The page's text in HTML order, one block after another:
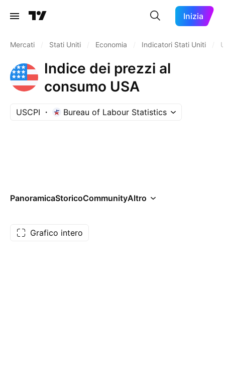
Inizia
Mercati Stati Uniti Economia Indicatori Stati Uniti
Indice dei prezzi al
consumo USA
USCPI Bureau of Labour Statistics
PanoramicaStoricoCommunityAltro
Grafico intero